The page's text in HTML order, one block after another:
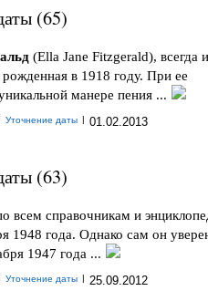
(65)
(Ella Jane Fitzgerald), всегда
рожденная в 1918 году. При ее
манере пения ...
Уточнение даты | 01.02.2013
(63)
всем справочникам и
1948 года. Однако сам он
1947 года ...
Уточнение даты | 25.09.2012